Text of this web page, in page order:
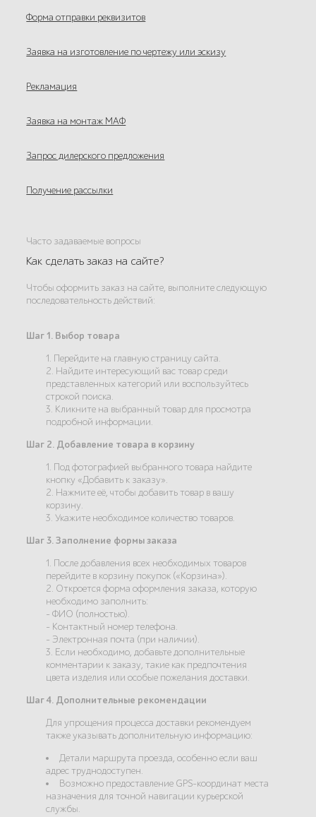
Форма отправки реквизитов
Заявка на изготовление по чертежу или эскизу
Рекламация
Заявка на монтаж МАФ
Запрос дилерского предложения
Получение рассылки
Часто задаваемые вопросы
Как сделать заказ на сайте?
Чтобы оформить заказ на сайте, выполните следующую
последовательность действий:
Шаг 1. Выбор товара
1. Перейдите на главную страницу сайта.
2. Найдите интересующий вас товар среди
представленных категорий или воспользуйтесь
строкой поиска.
3. Кликните на выбранный товар для просмотра
подробной информации.
Шаг 2. Добавление товара в корзину
1. Под фотографией выбранного товара найдите
кнопку «Добавить к заказу».
2. Нажмите её, чтобы добавить товар в вашу
корзину.
3. Укажите необходимое количество товаров.
Шаг 3. Заполнение формы заказа
1. После добавления всех необходимых товаров
перейдите в корзину покупок («Корзина»).
2. Откроется форма оформления заказа, которую
необходимо заполнить:
- ФИО (полностью).
- Контактный номер телефона.
- Электронная почта (при наличии).
3. Если необходимо, добавьте дополнительные
комментарии к заказу, такие как предпочтения
цвета изделия или особые пожелания доставки.
Шаг 4. Дополнительные рекомендации
Для упрощения процесса доставки рекомендуем
также указывать дополнительную информацию:
Детали маршрута проезда, особенно если ваш
адрес труднодоступен.
Возможно предоставление GPS-координат места
назначения для точной навигации курьерской
службы.